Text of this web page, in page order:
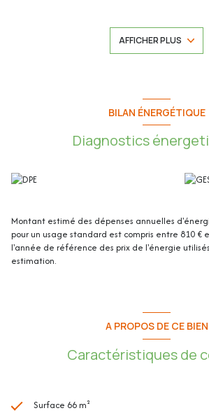
investissement locatif et AUCUNE charge.
Sur la période du 1er janvier au 26 octobre 2024 :
- Chiffre d'affaires du grand studio : 8 932.47€
Soit un total de 34 614.57€ (rentabilité estimée à
En rez-de-chaussée (un 3 pièces) :
- Séjour / cuisine
AFFICHER PLUS
BILAN ÉNERGÉTIQUE
Diagnostics
Montant estimé des dépenses annuelles
pour un usage standard est compris entre 810 €
l'année de référence des prix de l'énergie
estimation.
A PROPOS DE CE BIEN
Caractéristiques de
Surface 66 m²